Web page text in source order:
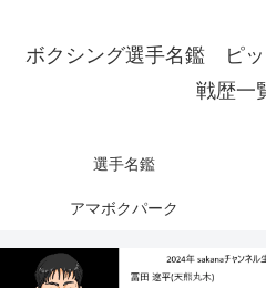
ボクシング選手名鑑 ピ
戦歴一
選手名鑑
アマボクパーク